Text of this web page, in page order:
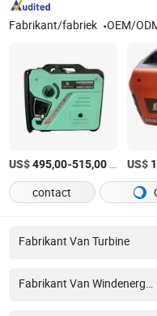
Fabrikant/fabriek OEM/
US$495,00-515,00 US$
contact
Fabrikant Van Turbine